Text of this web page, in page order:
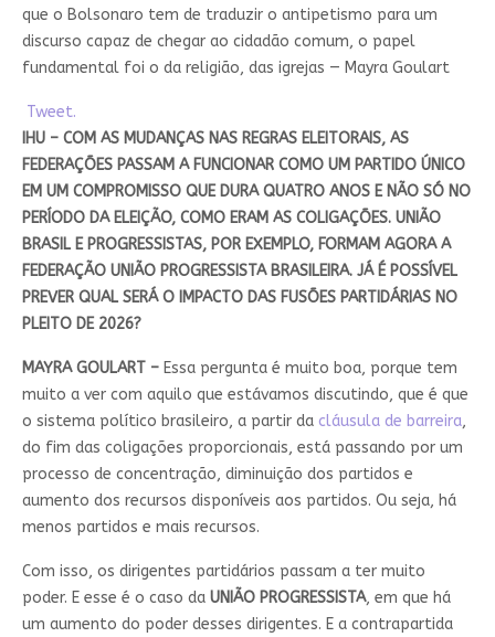
que o Bolsonaro tem de traduzir o antipetismo para um
discurso capaz de chegar ao cidadão comum, o papel
fundamental foi o da religião, das igrejas — Mayra Goulart
Tweet.
IHU – COM AS MUDANÇAS NAS REGRAS ELEITORAIS, AS
FEDERAÇÕES PASSAM A FUNCIONAR COMO UM PARTIDO ÚNICO
EM UM COMPROMISSO QUE DURA QUATRO ANOS E NÃO SÓ NO
PERÍODO DA ELEIÇÃO, COMO ERAM AS COLIGAÇÕES. UNIÃO
BRASIL E PROGRESSISTAS, POR EXEMPLO, FORMAM AGORA A
FEDERAÇÃO UNIÃO PROGRESSISTA BRASILEIRA. JÁ É POSSÍVEL
PREVER QUAL SERÁ O IMPACTO DAS FUSÕES PARTIDÁRIAS NO
PLEITO DE 2026?
MAYRA GOULART –Essa pergunta é muito boa, porque tem
muito a ver com aquilo que estávamos discutindo, que é que
o sistema político brasileiro, a partir da cláusula de barreira,
do fim das coligações proporcionais, está passando por um
processo de concentração, diminuição dos partidos e
aumento dos recursos disponíveis aos partidos. Ou seja, há
menos partidos e mais recursos.
Com isso, os dirigentes partidários passam a ter muito
poder. E esse é o caso da UNIÃO PROGRESSISTA, em que há
um aumento do poder desses dirigentes. E a contrapartida